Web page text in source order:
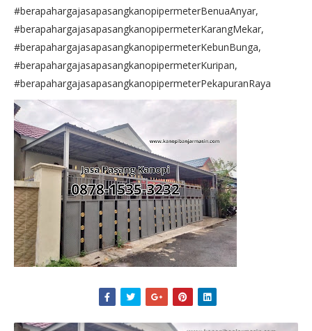
#berapahargajasapasangkanopipermeterBenuaAnyar,
#berapahargajasapasangkanopipermeterKarangMekar,
#berapahargajasapasangkanopipermeterKebunBunga,
#berapahargajasapasangkanopipermeterKuripan,
#berapahargajasapasangkanopipermeterPekapuranRaya